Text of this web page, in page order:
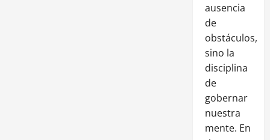
ausencia
de
obstáculos,
sino la
disciplina
de
gobernar
nuestra
mente. En